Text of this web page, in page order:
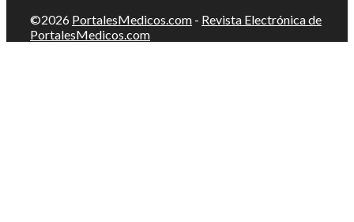
©2026 PortalesMedicos.com - Revista Electrónica de
PortalesMedicos.com